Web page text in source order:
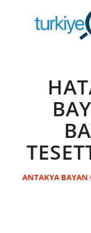
ANTAKYA BAYAN